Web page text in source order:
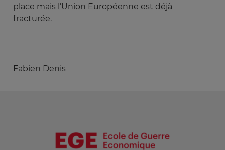
place mais l’Union Européenne est déjà
fracturée.
Fabien Denis